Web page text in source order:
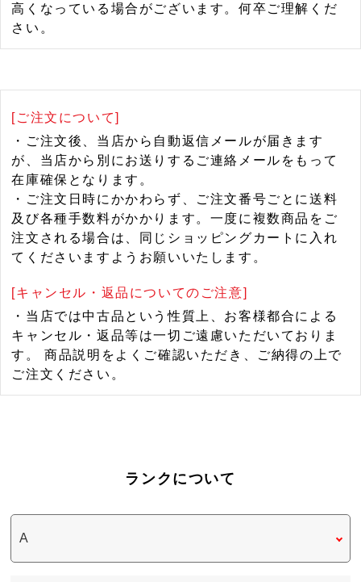
高くなっている場合がございます。何卒ご理解くだ
さい。
[ご注文について]
・ご注文後、当店から自動返信メールが届きます
が、当店から別にお送りするご連絡メールをもって
在庫確保となります。
・ご注文日時にかかわらず、ご注文番号ごとに送料
及び各種手数料がかかります。一度に複数商品をご
注文される場合は、同じショッピングカートに入れ
てくださいますようお願いいたします。
[キャンセル・返品についてのご注意]
・当店では中古品という性質上、お客様都合による
キャンセル・返品等は一切ご遠慮いただいておりま
す。 商品説明をよくご確認いただき、ご納得の上で
ご注文ください。
ランクについて